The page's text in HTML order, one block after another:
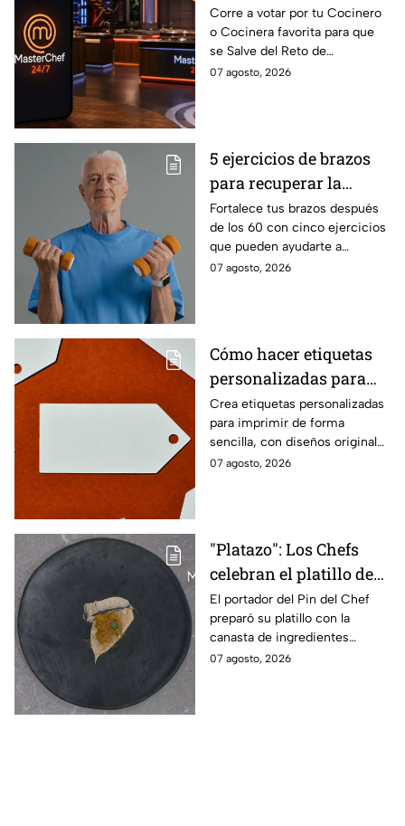
MasterChef 24/7 para
que salves a un
Cocinero del Reto de
Eliminación de este
Corre a votar por tu Cocinero
o Cocinera favorita para que
se Salve del Reto de
Eliminación de MasterChef
07 agosto, 2026
5 ejercicios de brazos
para recuperar la
fuerza después de los
60
Fortalece tus brazos después
de los 60 con cinco ejercicios
que pueden ayudarte a
recuperar fuerza, movilidad y
07 agosto, 2026
Cómo hacer etiquetas
personalizadas para
imprimir
Crea etiquetas personalizadas
para imprimir de forma
sencilla, con diseños originales
y detalles adaptados a tus
07 agosto, 2026
"Platazo": Los Chefs
celebran el platillo de
Lancer en la gala de
salvación de
MasterChef 24/7
El portador del Pin del Chef
preparó su platillo con la
canasta de ingredientes
exóticos que contenía erizo de
07 agosto, 2026